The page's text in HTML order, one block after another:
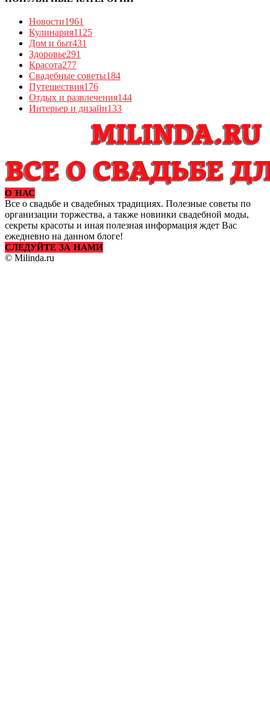
Новости1961
Кулинария1125
Дом и быт431
Здоровье291
Красота277
Свадебные советы184
Путешествия176
Отдых и развлечения144
Интерьер и дизайн133
О НАС
Все о свадьбе и свадебных традициях. Полезные советы по
организации торжества, а также новинки свадебной моды,
секреты красоты и иная полезная информация ждет Вас
ежедневно на данном блоге!
СЛЕДУЙТЕ ЗА НАМИ
© Milinda.ru